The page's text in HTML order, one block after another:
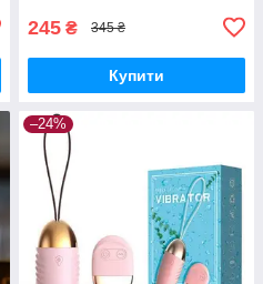
245 ₴ 345 ₴
Купити
–24%